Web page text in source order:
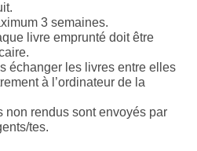
3 semaines.
livre emprunté doit être
échanger les livres entre elles
à l’ordinateur de la
non rendus sont envoyés par
tes.